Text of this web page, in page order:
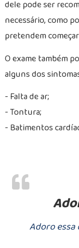
dele pode ser
necessário, como
pretendem
O exame também
alguns dos
- Falta de ar;
- Tontura;
- Batimentos
Adoro